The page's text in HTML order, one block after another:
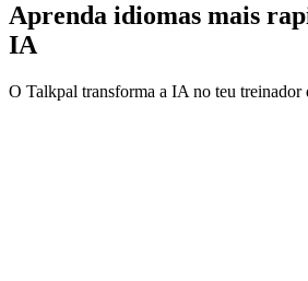
Aprenda idiomas mais
IA
O Talkpal transforma a IA no teu treinador